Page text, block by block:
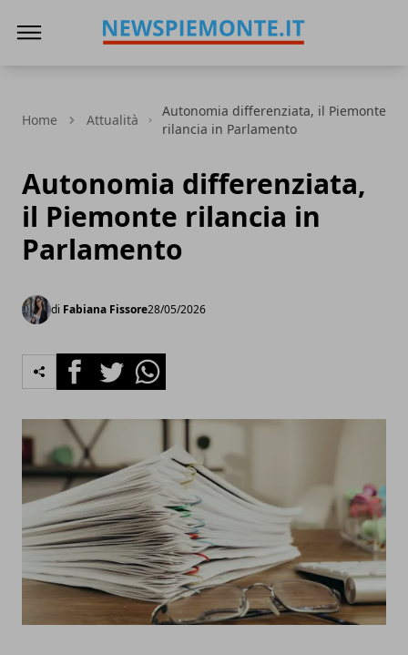
Home Attualità
Autonomia differenziata, il Piemonte
rilancia in Parlamento
Autonomia differenziata,
il Piemonte rilancia in
Parlamento
di Fabiana Fissore28/05/2026
FacebookTwitterWhatsapp